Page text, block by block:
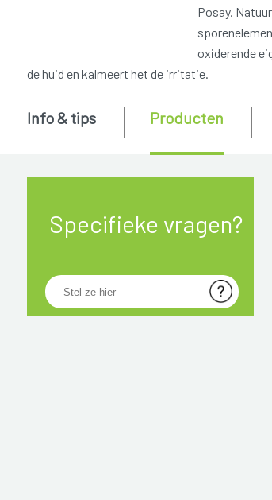
Posay.
oxiderende
de huid en kalmeert het de irritatie.
Specifieke vragen?
Info & tips Producten